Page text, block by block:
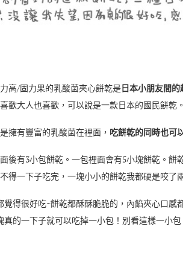
高/固力果的乳酸菌夾心餅乾是日本小朋友間
歡大人也喜歡，可以說是一款日本的國民餅乾。
擁有豐富的乳酸菌在裡面， 吃餅乾的同時也可
後有3小包餅乾。一包裡面會有5小塊餅乾。
得一下子吃完，一塊小小的餅乾我都硬是咬了
覺得很好吃~餅乾都酥酥脆脆的，內餡夾心口
真的一下子就可以吃掉一小包！別看這樣一小